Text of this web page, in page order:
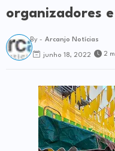
organizadores
By - Arcanjo Notícias
junho 18, 2022 2